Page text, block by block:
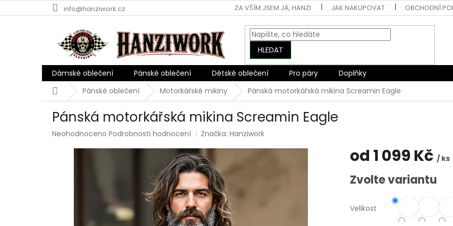
na
info@hanziwork.cz ZA VŠÍM JSEM JÁ, HANZI JAK NAKUPOVAT OBCHODNÍ
HLEDAT
Dámské oblečení Pánské oblečení Dětské oblečení Pro páry
Doplňky
DomůPánské oblečení Motorkářské mikiny Pánská motorkářská mikina Screamin Eagle
Pánská motorkářská mikina Screamin Eagle
Průměrné
Neohodnoceno Podrobnosti hodnocení Značka:Hanziwork
od 1 099 Kč / ks
Měrná
cena:
Zvolte variantu
Velikost